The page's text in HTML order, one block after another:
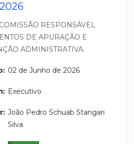
RESPONSÁVEL
DE APURAÇÃO E
ADMINISTRATIVA.
02 de Junho de 2026
Executivo
João Pedro Schuab Stangari
Silva